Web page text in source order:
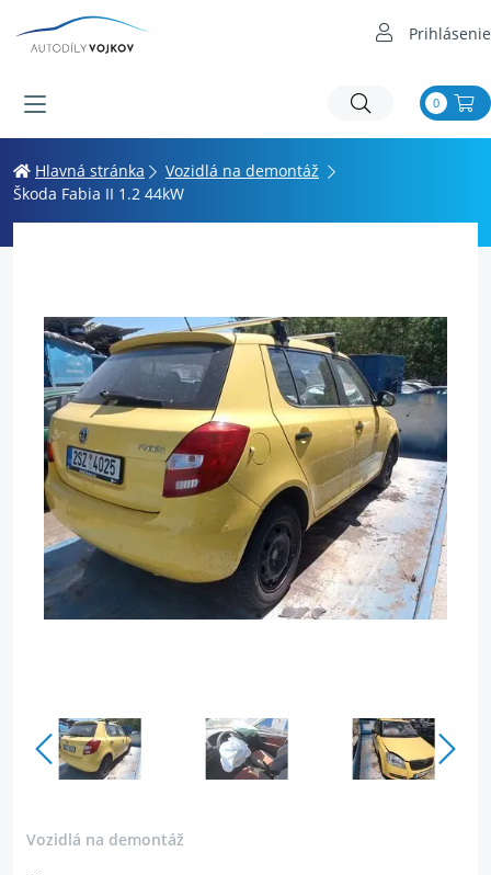
Prihlásenie
0
Hlavná stránka
Vozidlá na demontáž
Škoda Fabia II 1.2 44kW
Vozidlá na demontáž